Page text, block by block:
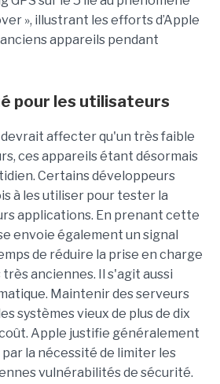
», illustrant les efforts d’Apple
appareils pendant
pour les utilisateurs
affecter qu'un très faible
ces appareils étant désormais
Certains développeurs
à les utiliser pour tester la
applications. En prenant cette
envoie également un signal
de réduire la prise en charge
anciennes. Il s'agit aussi
Maintenir des serveurs
systèmes vieux de plus de dix
Apple justifie généralement
la nécessité de limiter les
vulnérabilités de sécurité.